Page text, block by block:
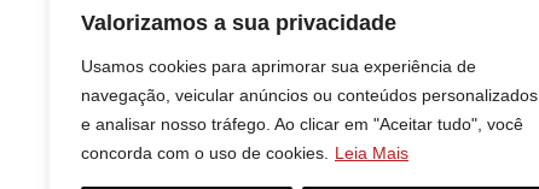
Valorizamos a sua privacidade
Usamos cookies para aprimorar sua experiência de
navegação, veicular anúncios ou conteúdos personalizados
e analisar nosso tráfego. Ao clicar em "Aceitar tudo", você
concorda com o uso de cookies.
Leia Mais
MINHA CONTA